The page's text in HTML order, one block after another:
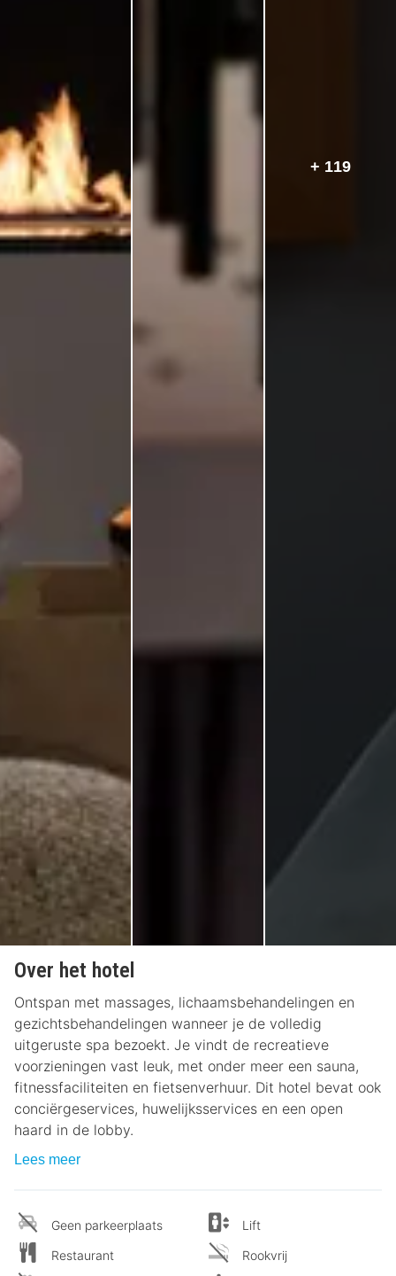
+ 119
Over het hotel
Ontspan met massages, lichaamsbehandelingen en
gezichtsbehandelingen wanneer je de volledig
uitgeruste spa bezoekt. Je vindt de recreatieve
voorzieningen vast leuk, met onder meer een sauna,
fitnessfaciliteiten en fietsenverhuur. Dit hotel bevat ook
conciërgeservices, huwelijksservices en een open
haard in de lobby.
Lees meer
Geen parkeerplaats
Restaurant
Lift
Rookvrij